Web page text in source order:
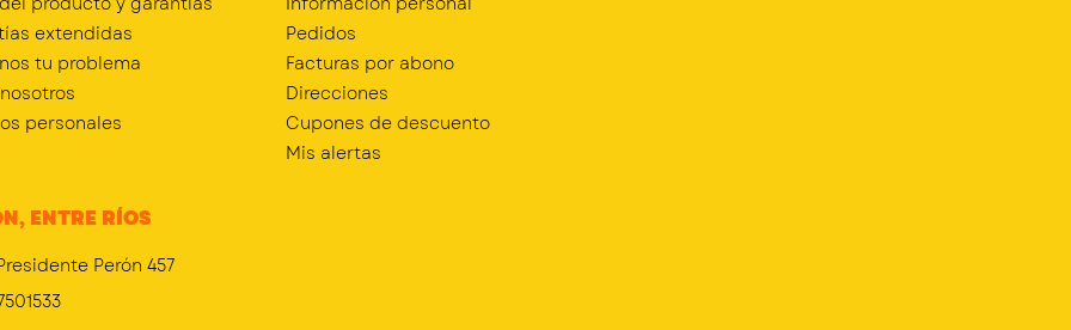
extendidas
tu problema
personales
Pedidos
Facturas por abono
Direcciones
Cupones de descuento
Mis alertas
ENTRE RÍOS
Perón 457